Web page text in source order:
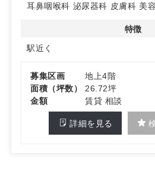
耳鼻咽喉科 泌尿器科 皮膚科 美
特徴
駅近く
募集区画
地上4階
面積（坪数）
26.72坪
金額
賃貸 相談
詳細を見る